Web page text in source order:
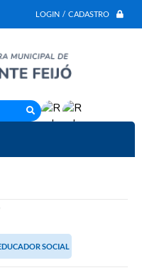
LOGIN / CADASTRO
SOCIAL